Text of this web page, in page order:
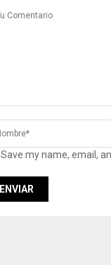
Save my name, email,